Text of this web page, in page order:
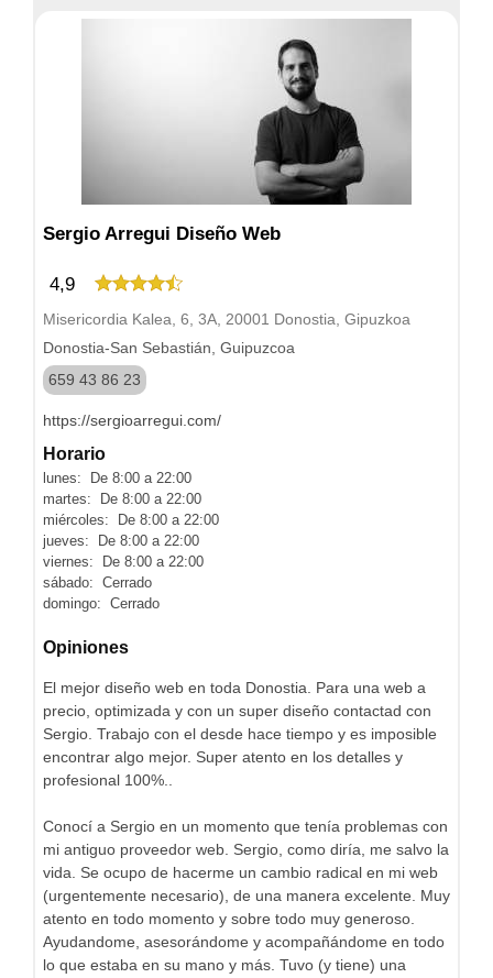
Sergio Arregui Diseño Web
4,9
Misericordia Kalea, 6, 3A, 20001 Donostia, Gipuzkoa
Donostia-San Sebastián, Guipuzcoa
659 43 86 23
https://sergioarregui.com/
Horario
lunes: De 8:00 a 22:00
martes: De 8:00 a 22:00
miércoles: De 8:00 a 22:00
jueves: De 8:00 a 22:00
viernes: De 8:00 a 22:00
sábado: Cerrado
domingo: Cerrado
Opiniones
El mejor diseño web en toda Donostia. Para una web a
precio, optimizada y con un super diseño contactad con
Sergio. Trabajo con el desde hace tiempo y es imposible
encontrar algo mejor. Super atento en los detalles y
profesional 100%..
Conocí a Sergio en un momento que tenía problemas con
mi antiguo proveedor web. Sergio, como diría, me salvo la
vida. Se ocupo de hacerme un cambio radical en mi web
(urgentemente necesario), de una manera excelente. Muy
atento en todo momento y sobre todo muy generoso.
Ayudandome, asesorándome y acompañándome en todo
lo que estaba en su mano y más. Tuvo (y tiene) una